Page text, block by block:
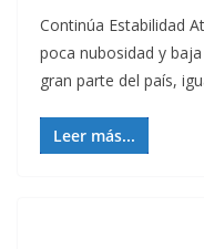
Continúa Estabilidad
poca nubosidad y
gran parte del país,
Leer más...